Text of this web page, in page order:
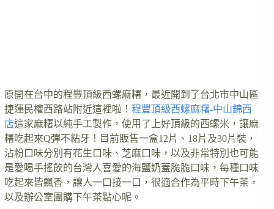
原開在台中的程豐頂級西螺麻糬，最近開到了台北市中山區
捷運民權西路站附近這裡啦！ 程豐頂級西螺麻糬-中山錦西
店這家麻糬以純手工製作，使用了上好頂級的西螺米，讓麻
糬吃起來Q彈不粘牙！目前販售一盒12片、18片及30片裝，
沾粉口味分別有花生口味、芝麻口味，以及非常特別也可能
是愛喝手搖飲的台灣人喜愛的海鹽奶蓋脆脆口味，每種口味
吃起來皆飄香，讓人一口接一口，很適合作為平時下午茶，
以及辦公室團購下午茶點心呢。